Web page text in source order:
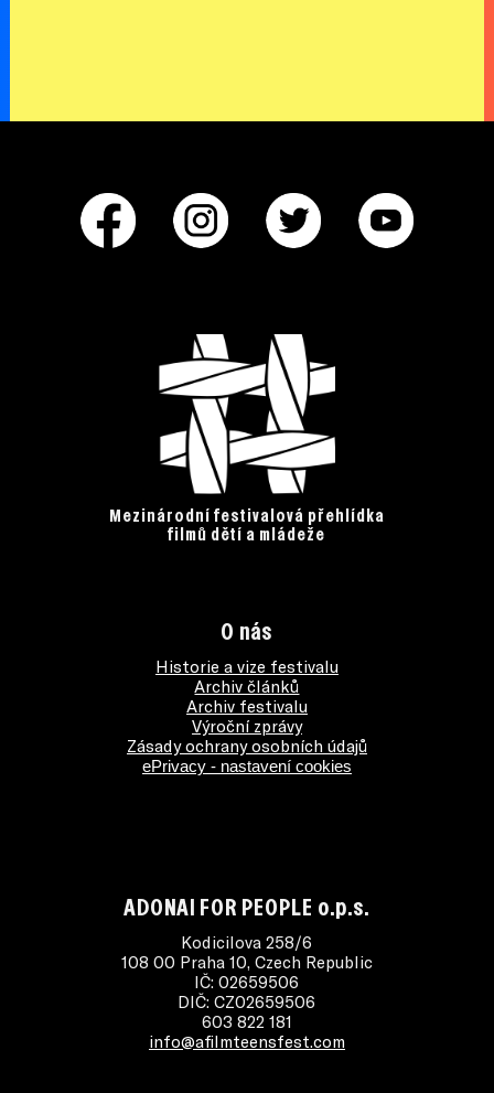
Mezinárodní festivalová přehlídka
filmů dětí a mládeže
O nás
Historie a vize festivalu
Archiv článků
Archiv festivalu
Výroční zprávy
Zásady ochrany osobních údajů
ePrivacy - nastavení cookies
ADONAI FOR PEOPLE o.p.s.
Kodicilova 258/6
108 00 Praha 10, Czech Republic
IČ: 02659506
DIČ: CZ02659506
603 822 181
info@afilmteensfest.com